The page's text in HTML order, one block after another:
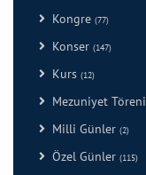
Kongre (77)
Konser (147)
Kurs (12)
Mezuniyet Töreni
Milli Günler (2)
Özel Günler (115)